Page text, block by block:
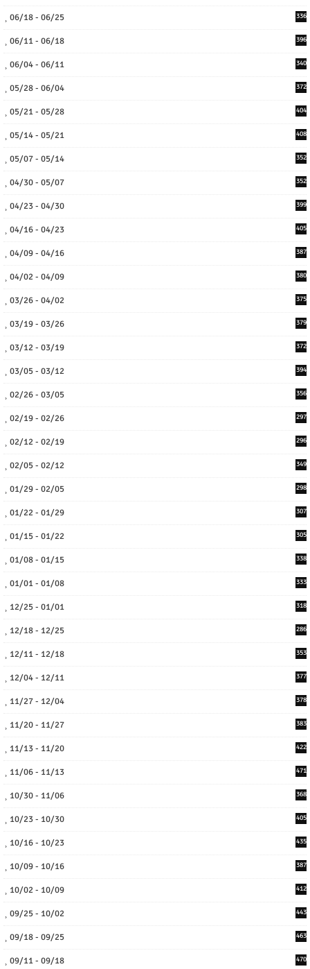
06/18 - 06/25 336
06/11 - 06/18 396
06/04 - 06/11 340
05/28 - 06/04 372
05/21 - 05/28 404
05/14 - 05/21 408
05/07 - 05/14 352
04/30 - 05/07 352
04/23 - 04/30 399
04/16 - 04/23 405
04/09 - 04/16 387
04/02 - 04/09 380
03/26 - 04/02 375
03/19 - 03/26 379
03/12 - 03/19 372
03/05 - 03/12 394
02/26 - 03/05 356
02/19 - 02/26 297
02/12 - 02/19 296
02/05 - 02/12 349
01/29 - 02/05 298
01/22 - 01/29 307
01/15 - 01/22 305
01/08 - 01/15 338
01/01 - 01/08 333
12/25 - 01/01 318
12/18 - 12/25 286
12/11 - 12/18 353
12/04 - 12/11 377
11/27 - 12/04 378
11/20 - 11/27 383
11/13 - 11/20 422
11/06 - 11/13 471
10/30 - 11/06 368
10/23 - 10/30 405
10/16 - 10/23 435
10/09 - 10/16 387
10/02 - 10/09 412
09/25 - 10/02 443
09/18 - 09/25 463
09/11 - 09/18 470